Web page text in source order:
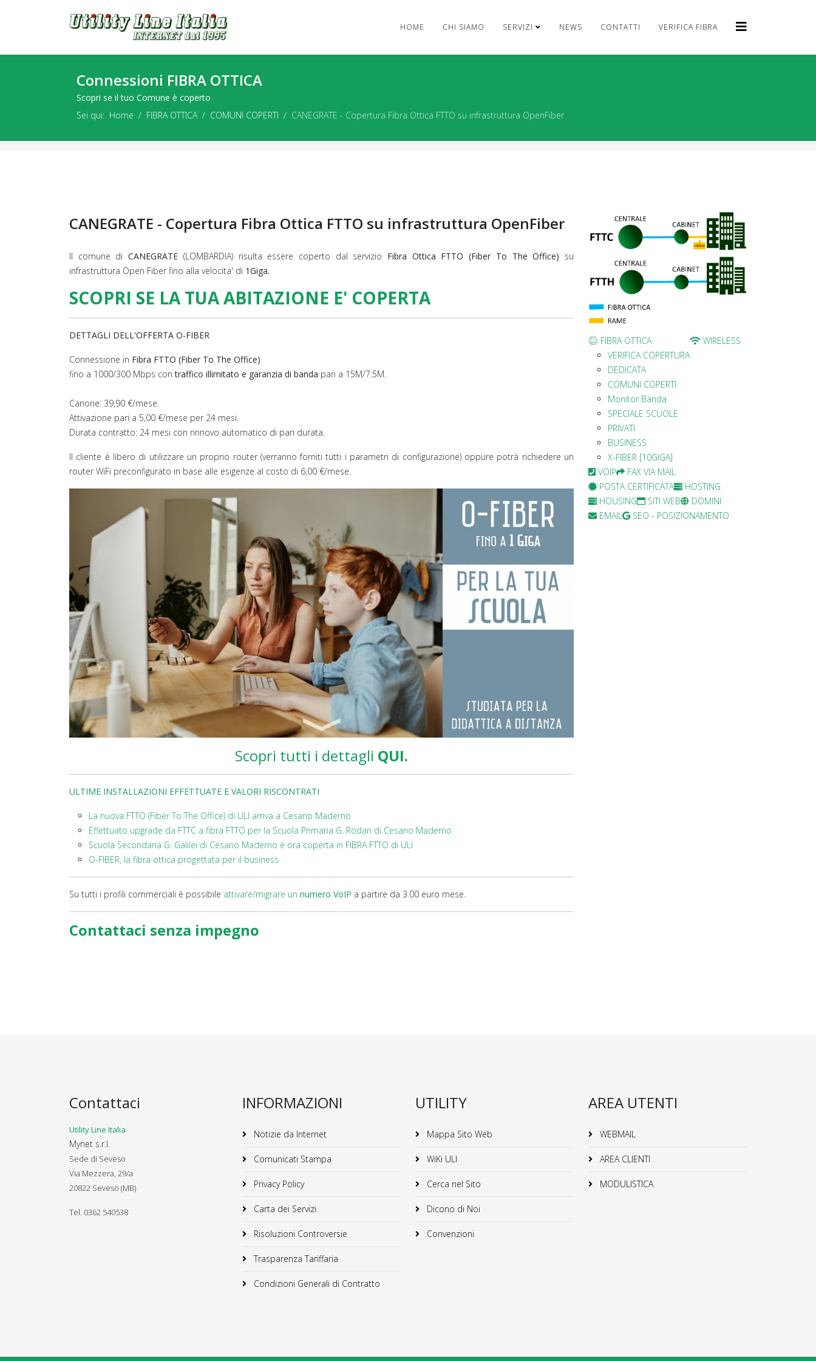
HOME CHI SIAMO SERVIZI NEWS CONTATTI VERIFICA FIBRA
Connessioni FIBRA OTTICA
Scopri se il tuo Comune è coperto
Sei qui: Home FIBRA OTTICA COMUNI COPERTI CANEGRATE - Copertura Fibra Ottica FTTO su infrastruttura OpenFiber
CANEGRATE - Copertura Fibra Ottica FTTO su infrastruttura OpenFiber
Il comune diCANEGRATE (LOMBARDIA) risulta essere coperto dal servizio Fibra Ottica FTTO (Fiber To The Office) su
infrastruttura Open Fiber fino alla velocita' di 1Giga.
SCOPRI SE LA TUA ABITAZIONE E' COPERTA
DETTAGLI DELL'OFFERTA O-FIBER
Connessione in Fibra FTTO (Fiber To The Office)
fino a 1000/300 Mbps con traffico illimitato e garanzia di banda pari a 15M/7.5M.
Canone: 39,90 €/mese.
Attivazione pari a 5,00 €/mese per 24 mesi.
Durata contratto: 24 mesi con rinnovo automatico di pari durata.
Il cliente è libero di utilizzare un proprio router (verranno forniti tutti i parametri di configurazione) oppure potrà richiedere un
router WiFi preconfigurato in base alle esigenze al costo di 6,00 €/mese.
Scopri tutti i dettagli QUI.
ULTIME INSTALLAZIONI EFFETTUATE E VALORI RISCONTRATI
La nuova FTTO (Fiber To The Office) di ULI arriva a Cesano Maderno
Effettuato upgrade da FTTC a fibra FTTO per la Scuola Primaria G. Rodari di Cesano Maderno
Scuola Secondaria G. Galilei di Cesano Maderno è ora coperta in FIBRA FTTO di ULI
O-FIBER, la fibra ottica progettata per il business
Su tutti i profili commerciali è possibile attivare/migrare un numero VoIP a partire da 3.00 euro mese.
Contattaci senza impegno
FIBRA OTTICA
VERIFICA COPERTURA
DEDICATA
COMUNI COPERTI
Monitor Banda
SPECIALE SCUOLE
PRIVATI
BUSINESS
X-FIBER [10GIGA]
WIRELESS
VOIP
FAX VIA MAIL
POSTA CERTIFICATA
HOSTING
HOUSING
SITI WEB
DOMINI
EMAIL
SEO - POSIZIONAMENTO
Contattaci
Utility Line Italia
Mynet s.r.l.
Sede di Seveso
Via Mezzera, 29/a
20822 Seveso (MB)
Tel. 0362 540538
INFORMAZIONI
Notizie da Internet
Comunicati Stampa
Privacy Policy
Carta dei Servizi
Risoluzioni Controversie
Trasparenza Tariffaria
Condizioni Generali di Contratto
UTILITY
Mappa Sito Web
WiKi ULI
Cerca nel Sito
Dicono di Noi
Convenzioni
AREA UTENTI
WEBMAIL
AREA CLIENTI
MODULISTICA